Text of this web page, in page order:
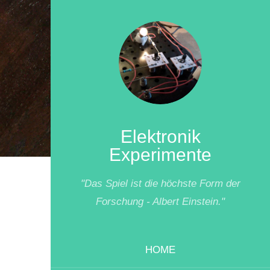
Elektronik
Experimente
"Das Spiel ist die höchste Form der
Forschung - Albert Einstein."
HOME